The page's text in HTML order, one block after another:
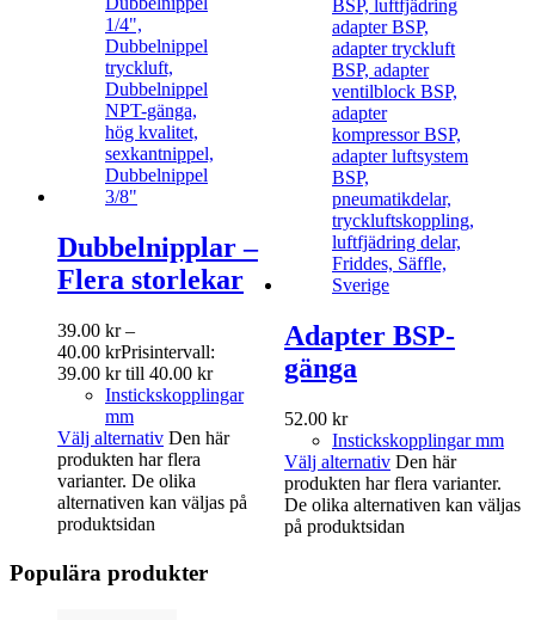
Dubbelnipplar –
Flera storlekar
39.00 kr –
40.00 krPrisintervall:
39.00 kr till 40.00 kr
Instickskopplingar
mm
Välj alternativ Den här
produkten har flera
varianter. De olika
alternativen kan väljas på
produktsidan
Adapter BSP-
gänga
52.00 kr
Instickskopplingar mm
Välj alternativ Den här
produkten har flera varianter.
De olika alternativen kan väljas
på produktsidan
Populära produkter